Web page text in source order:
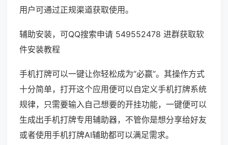
用户可通过正规渠道获取使用。
辅助安装，可QQ搜索申请 549552478 进群获取软
件安装教程
手机打牌可以一键让你轻松成为“必赢”。其操作方式
十分简单，打开这个应用便可以自定义手机打牌系统
规律，只需要输入自己想要的开挂功能，一键便可以
生成出手机打牌专用辅助器，不管你是想分享给好友
或者使用手机打牌AI辅助都可以满足需求。